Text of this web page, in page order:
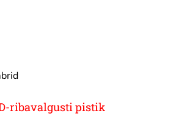
ribavalgusti pistik